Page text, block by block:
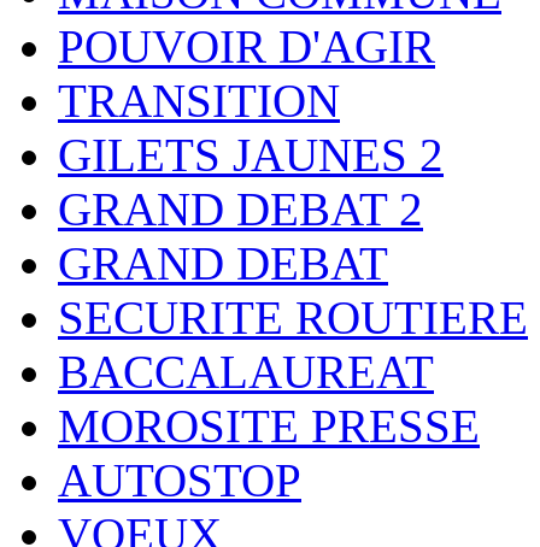
POUVOIR D'AGIR
TRANSITION
GILETS JAUNES 2
GRAND DEBAT 2
GRAND DEBAT
SECURITE ROUTIERE
BACCALAUREAT
MOROSITE PRESSE
AUTOSTOP
VOEUX